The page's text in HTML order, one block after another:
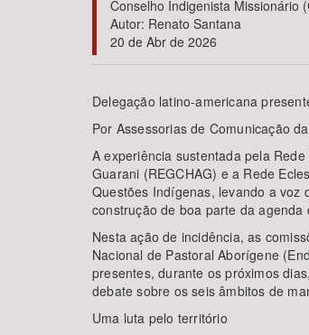
Conselho Indigenista Missionário
Autor: Renato Santana
20 de Abr de 2026
Delegação latino-americana
Por Assessorias de Comunicação
A experiência sustentada pela
Guarani (REGCHAG) e a Rede
Questões Indígenas, levando a voz
construção de boa parte da
Nesta ação de incidência, as
Nacional de Pastoral Aborígene
presentes, durante os próximos
debate sobre os seis âmbitos de
Uma luta pelo território